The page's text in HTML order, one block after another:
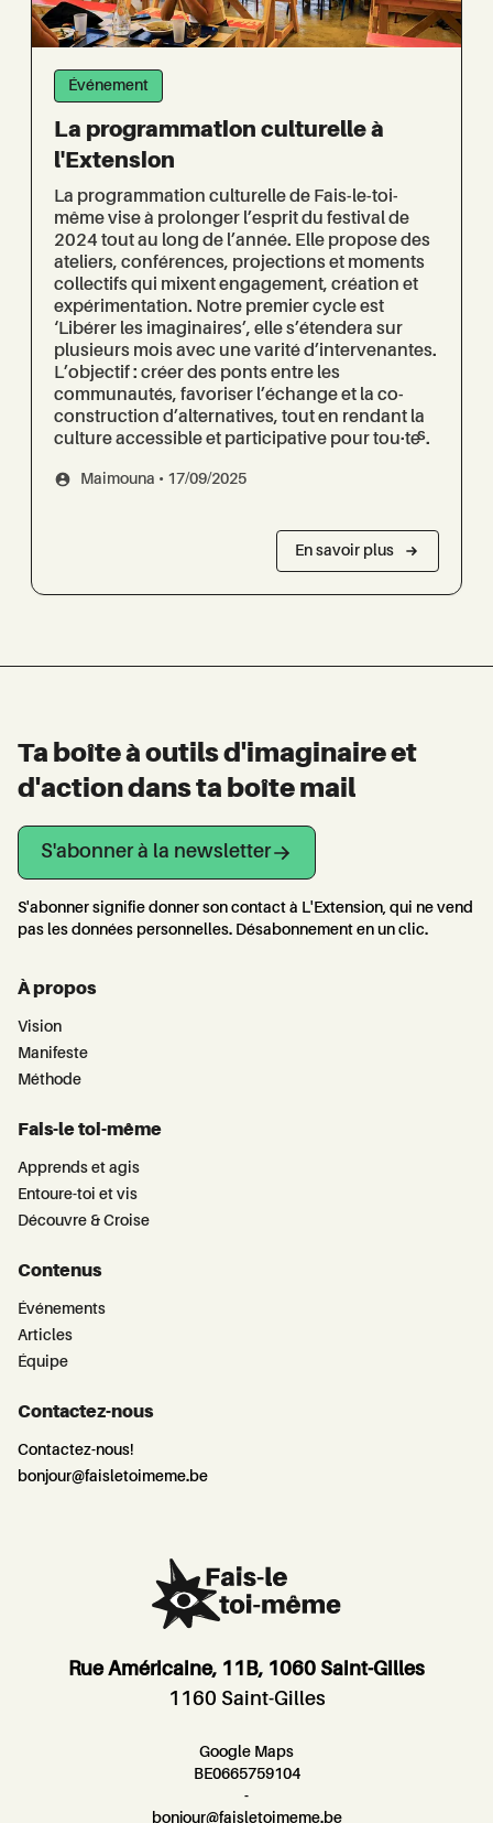
Événement
La programmation culturelle à
l'Extension
La programmation culturelle de Fais-le-toi-
même vise à prolonger l’esprit du festival de
2024 tout au long de l’année. Elle propose des
ateliers, conférences, projections et moments
collectifs qui mixent engagement, création et
expérimentation. Notre premier cycle est
‘Libérer les imaginaires’, elle s’étendera sur
plusieurs mois avec une varité d’intervenantes.
L’objectif : créer des ponts entre les
communautés, favoriser l’échange et la co-
construction d’alternatives, tout en rendant la
culture accessible et participative pour tou·te·s.
Maimouna • 17/09/2025
En savoir plus
Ta boîte à outils d'imaginaire et
d'action dans ta boîte mail
S'abonner à la newsletter
S'abonner signifie donner son contact à L'Extension, qui ne vend
pas les données personnelles. Désabonnement en un clic.
À propos
Vision
Manifeste
Méthode
Fais-le toi-même
Apprends et agis
Entoure-toi et vis
Découvre & Croise
Contenus
Événements
Articles
Équipe
Contactez-nous
Contactez-nous!
bonjour@faisletoimeme.be
Rue Américaine, 11B, 1060 Saint-Gilles
1160 Saint-Gilles
Google Maps
BE0665759104
-
bonjour@faisletoimeme.be